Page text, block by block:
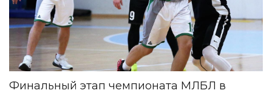
Финальный этап чемпионата МЛБЛ в